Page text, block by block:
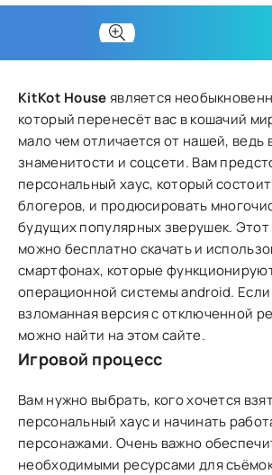
KitKot Houseявляется
который перенесёт вас в кошачий
мало чем отличается от нашей, ведь
знаменитости и соцсети. Вам
персональный хаус, который
блогеров, и продюсировать
будущих популярных зверушек.
можно бесплатно скачать и
смартфонах, которые
операционной системы android.
взломанная версия с отключенной
можно найти на этом сайте.
Игровой процесс
Вам нужно выбрать, кого хочется
персональный хаус и начинать
персонажами. Очень важно
необходимыми ресурсами для